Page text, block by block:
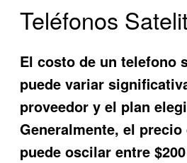
Teléfonos
El costo de untelefono
puede variar
proveedor y el plan
Generalmente, el
puede oscilar entre